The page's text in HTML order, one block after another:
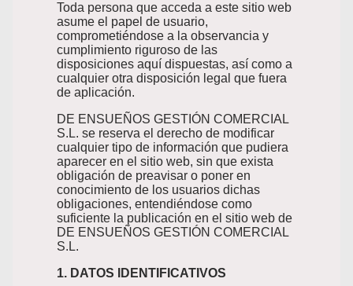
Toda persona que acceda a este sitio web
asume el papel de usuario,
comprometiéndose a la observancia y
cumplimiento riguroso de las
disposiciones aquí dispuestas, así como a
cualquier otra disposición legal que fuera
de aplicación.
DE ENSUEÑOS GESTIÓN COMERCIAL
S.L. se reserva el derecho de modificar
cualquier tipo de información que pudiera
aparecer en el sitio web, sin que exista
obligación de preavisar o poner en
conocimiento de los usuarios dichas
obligaciones, entendiéndose como
suficiente la publicación en el sitio web de
DE ENSUEÑOS GESTIÓN COMERCIAL
S.L.
1. DATOS IDENTIFICATIVOS